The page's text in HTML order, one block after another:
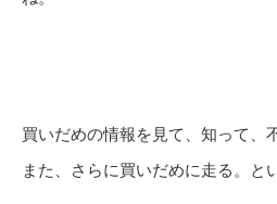
買いだめの情報を見て、知って、
また、さらに買いだめに走る。と